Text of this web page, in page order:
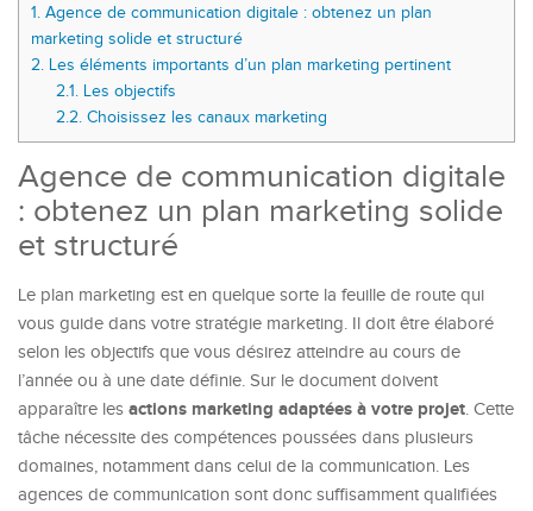
1. Agence de communication digitale : obtenez un plan
marketing solide et structuré
2. Les éléments importants d’un plan marketing pertinent
2.1. Les objectifs
2.2. Choisissez les canaux marketing
Agence de communication digitale
: obtenez un plan marketing solide
et structuré
Le plan marketing est en quelque sorte la feuille de route qui
vous guide dans votre stratégie marketing. Il doit être élaboré
selon les objectifs que vous désirez atteindre au cours de
l’année ou à une date définie. Sur le document doivent
apparaître les actions marketing adaptées à votre projet. Cette
tâche nécessite des compétences poussées dans plusieurs
domaines, notamment dans celui de la communication. Les
agences de communication sont donc suffisamment qualifiées